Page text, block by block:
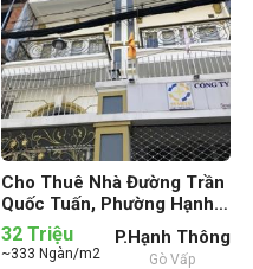
Cho Thuê Nhà Đường Trần
Quốc Tuấn, Phường Hạnh
Thông, Quận Gò Vấp (cũ)
32 Triệu
~333 Ngàn/m2
P.Hạnh Thông
Gò Vấp